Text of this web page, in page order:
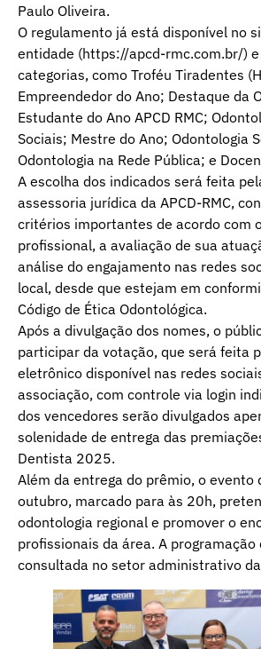
Paulo Oliveira.
O regulamento já está disponível no
entidade (https://apcd-rmc.com.br/)
categorias, como Troféu Tiradentes
Empreendedor do Ano; Destaque da
Estudante do Ano APCD RMC;
Sociais; Mestre do Ano; Odontologia
Odontologia na Rede Pública; e
A escolha dos indicados será feita
assessoria jurídica da APCD-RMC,
critérios importantes de acordo com
profissional, a avaliação de sua
análise do engajamento nas redes
local, desde que estejam em
Código de Ética Odontológica.
Após a divulgação dos nomes, o
participar da votação, que será feita
eletrônico disponível nas redes
associação, com controle via login
dos vencedores serão divulgados
solenidade de entrega das
Dentista 2025.
Além da entrega do prêmio, o evento
outubro, marcado para às 20h,
odontologia regional e promover o
profissionais da área. A
consultada no setor administrativo da